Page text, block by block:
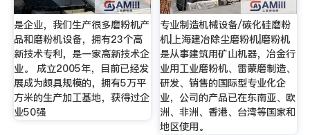
是企业，我们生产很多磨粉机产
品和磨粉机设备，拥有23个高
新技术专利，是一家高新技术企
业。 成立2005年，目前已经发
展成为颇具规模的，拥有5万平
方米的生产加工基地，获得过企
业50强
专业制造机械设备/碳化硅磨粉
机|上海建冶除尘磨粉机|磨粉机
是从事建筑用矿山机器，冶金行
业用工业磨粉机、雷蒙磨制造、
研发、销售的国际型专业化企
业，公司的产品已在东南亚、欧
洲、非洲、香港、台湾等国家和
地区使用。